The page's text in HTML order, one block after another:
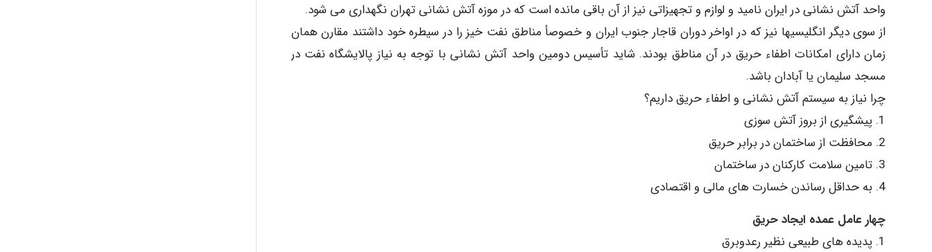
واحد آتش نشانی در ایران نامید و لوازم و تجهیزاتی نیز از آن باقی مانده است که در موزه آتش نشانی تهران نگهداری می شود.
از سوی دیگر انگلیسیها نیز که در اواخر دوران قاجار جنوب ایران و خصوصأ مناطق نفت خیز را در سیطره خود داشتند مقارن همان
زمان دارای امکانات اطفاء حریق در آن مناطق بودند. شاید تأسیس دومین واحد آتش نشانی با توجه به نیاز پالایشگاه نفت در
مسجد سلیمان یا آبادان باشد.
چرا نیاز به سیستم آتش نشانی و اطفاء حریق داریم؟
1. پیشگیری از بروز آتش سوزی
2. محافظت از ساختمان در برابر حریق
3. تامین سلامت کارکنان در ساختمان
4. به حداقل رساندن خسارت های مالی و اقتصادی
چهار عامل عمده ایجاد حریق
1. پدیده های طبیعی نظیر رعدوبرق